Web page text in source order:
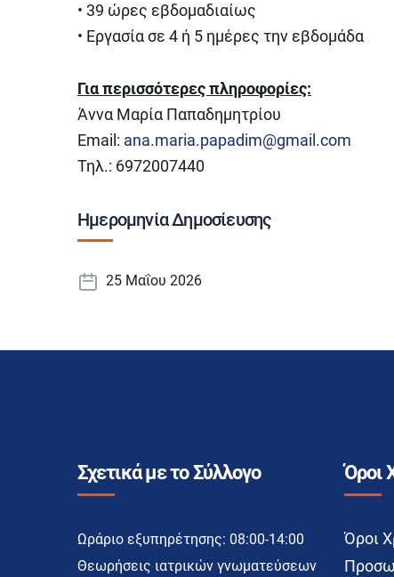
• 39 ώρες εβδομαδιαίως
• Εργασία σε 4 ή 5 ημέρες την εβδομάδα
Για περισσότερες πληροφορίες:
Άννα Μαρία Παπαδημητρίου
Email: ana.maria.papadim@gmail.com
Τηλ.: 6972007440
Ημερομηνία Δημοσίευσης
25 Μαΐου 2026
Σχετικά με το Σύλλογο
Ωράριο εξυπηρέτησης: 08:00-14:00
Θεωρήσεις ιατρικών γνωματεύσεων
Όροι
Όροι